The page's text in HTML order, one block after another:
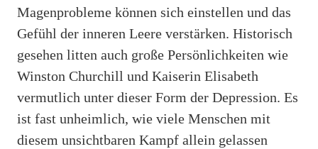
Magenprobleme können sich einstellen und das
Gefühl der inneren Leere verstärken. Historisch
gesehen litten auch große Persönlichkeiten wie
Winston Churchill und Kaiserin Elisabeth
vermutlich unter dieser Form der Depression. Es
ist fast unheimlich, wie viele Menschen mit
diesem unsichtbaren Kampf allein gelassen